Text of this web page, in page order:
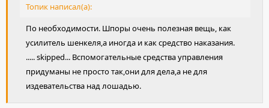
Топик написал(а):
По необходимости. Шпоры очень полезная вещь, как
усилитель шенкеля,а иногда и как средство наказания.
..... skipped... Вспомогательные средства управления
придуманы не просто так,они для дела,а не для
издевательства над лошадью.